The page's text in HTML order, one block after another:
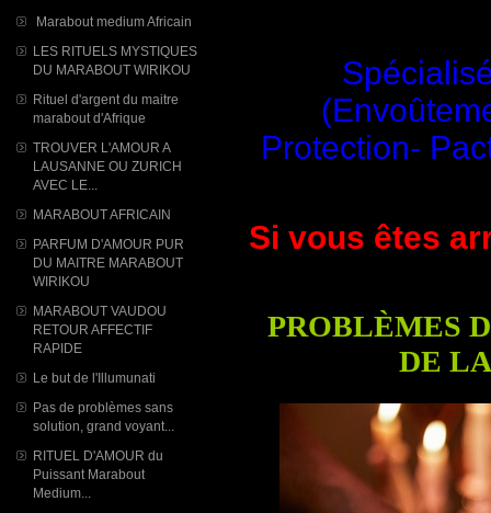
Marabout medium Africain
LES RITUELS MYSTIQUES
DU MARABOUT WIRIKOU
Rituel d'argent du maitre
marabout d'Afrique
TROUVER L'AMOUR A
LAUSANNE OU ZURICH
AVEC LE...
MARABOUT AFRICAIN
PARFUM D'AMOUR PUR
DU MAITRE MARABOUT
WIRIKOU
MARABOUT VAUDOU
RETOUR AFFECTIF
RAPIDE
Le but de l'Illumunati
Pas de problèmes sans
solution, grand voyant...
RITUEL D'AMOUR du
Puissant Marabout
Medium...
Protection-
Si vous êtes
PROBLÈMES
DE